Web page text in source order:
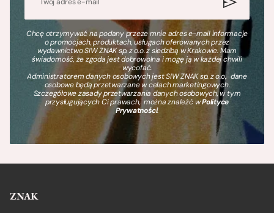
Chcę otrzymywać na podany przeze mnie adres e-mail informacje
o promocjach, produktach, usługach oferowanych przez
wydawnictwo SIW ZNAK sp. z o.o. z siedzibą w Krakowie. Mam
świadomość, że zgoda jest dobrowolna i mogę ją w każdej chwili
wycofać.
Administratorem danych osobowych jest SIW ZNAK sp. z o.o., dane
osobowe będą przetwarzane w celach marketingowych.
Szczegółowe zasady przetwarzania danych osobowych, w tym
przysługujących Ci prawach, można znaleźć wPolityce
Prywatności.
ZNAK